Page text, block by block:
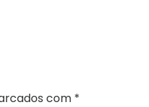
com *